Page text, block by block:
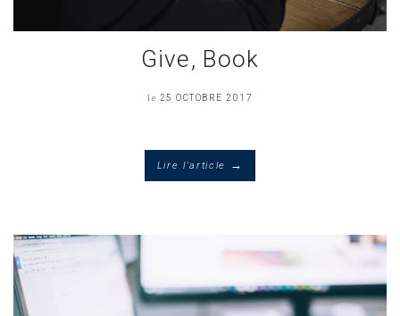
Give, Book
le 25 OCTOBRE 2017
Lire l'article →